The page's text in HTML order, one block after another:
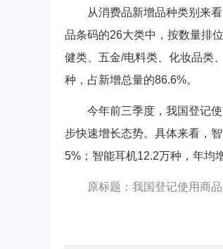
从消费品新增品种类别来看
品条码的26大类中，按数量排
健类、五金/电料类、化妆品类
种，占新增总量的86.6%。
今年前三季度，我国登记使
步快速增长态势。具体来看，
5%；智能耳机12.2万种，年均
原标题：我国登记使用商